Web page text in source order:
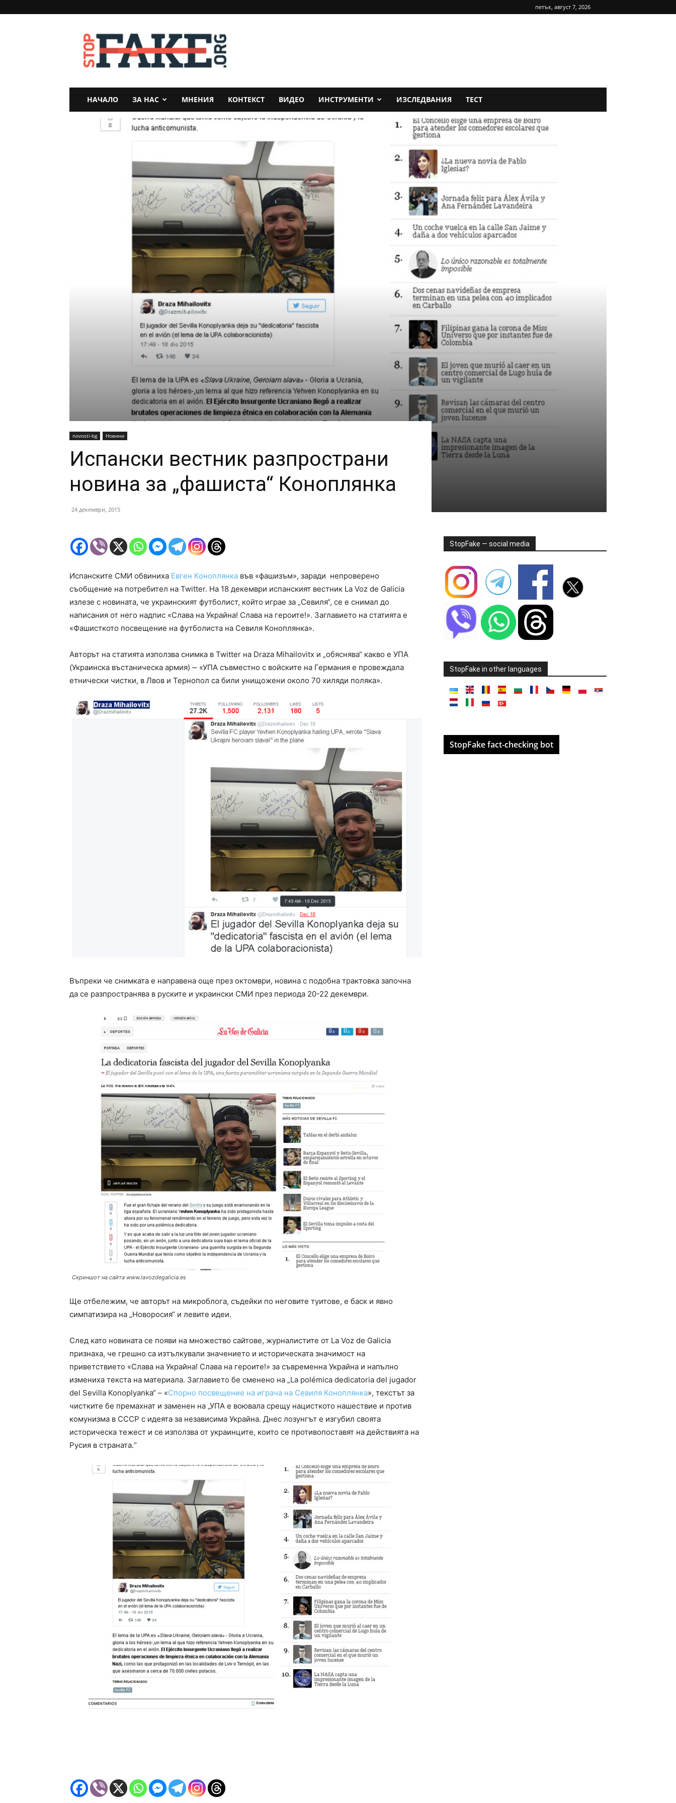
петък, август 7, 2026
StopFake
НАЧАЛО ЗА НАС МНЕНИЯ КОНТЕКСТ ВИДЕО ИНСТРУМЕНТИ ИЗСЛЕДВАНИЯ ТЕСТ
novosti-bg Новини
Испански вестник разпространи
новина за „фашиста“ Коноплянка
24 декември, 2015
Испанските СМИ обвиниха Евген Коноплянка във «фашизъм», заради непроверено
съобщение на потребител на Twitter. На 18 декември испанският вестник La Voz de Galicia
излезе с новината, че украинският футболист, който играе за „Севиля“, се е снимал до
написания от него надпис «Слава на Украйна! Слава на героите!». Заглавието на статията е
«Фашисткото посвещение на футболиста на Севиля Коноплянка».
Авторът на статията използва снимка в Twitter на Draza Mihailovitx и „обяснява“ какво е УПА
(Украинска въстаническа армия) ‒ «УПА съвместно с войските на Германия е провеждала
етнически чистки, в Лвов и Тернопол са били унищожени около 70 хиляди поляка».
Въпреки че снимката е направена още през октомври, новина с подобна трактовка започна
да се разпространява в руските и украински СМИ през периода 20-22 декември.
Скриншот на сайта www.lavozdegalicia.es
Ще отбележим, че авторът на микроблога, съдейки по неговите туитове, е баск и явно
симпатизира на „Новоросия“ и левите идеи.
След като новината се появи на множество сайтове, журналистите от La Voz de Galicia
признаха, че грешно са изтълкували значението и историческата значимост на
приветствието «Слава на Украйна! Слава на героите!» за съвременна Украйна и напълно
измениха текста на материала. Заглавието бе сменено на „La polémica dedicatoria del jugador
del Sevilla Konoplyanka“ – «Спорно посвещение на играча на Севиля Коноплянка», текстът за
чистките бе премахнат и заменен на „УПА е воювала срещу нацисткото нашествие и против
комунизма в СССР с идеята за независима Украйна. Днес лозунгът е изгубил своята
историческа тежест и се използва от украинците, които се противопоставят на действията на
Русия в страната.“
StopFake — social media
StopFake in other languages
StopFake fact-checking bot